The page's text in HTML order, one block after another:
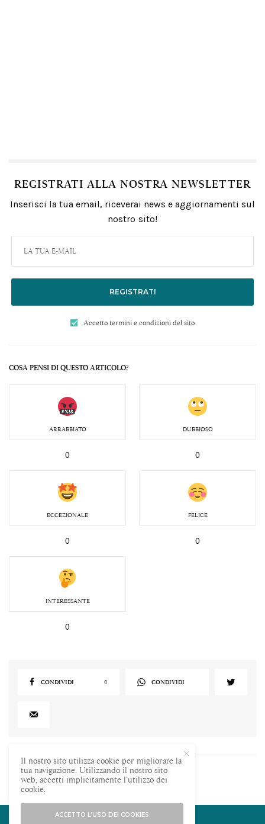
REGISTRATI ALLA NOSTRA NEWSLETTER
Inserisci la tua email, riceverai news e aggiornamenti sul
nostro sito!
REGISTRATI
Accetto termini e condizioni del sito
COSA PENSI DI QUESTO ARTICOLO?
ARRABBIATO
0
DUBBIOSO
0
ECCEZIONALE
0
FELICE
0
INTERESSANTE
0
CONDIVIDI 0 CONDIVIDI
Leggi Commenti
Il nostro sito utilizza cookie per migliorare la
tua navigazione. Utilizzando il nostro sito
web, accetti implicitamente l’utilizzo dei
cookie.
ACCETTO L’USO DEI COOKIES